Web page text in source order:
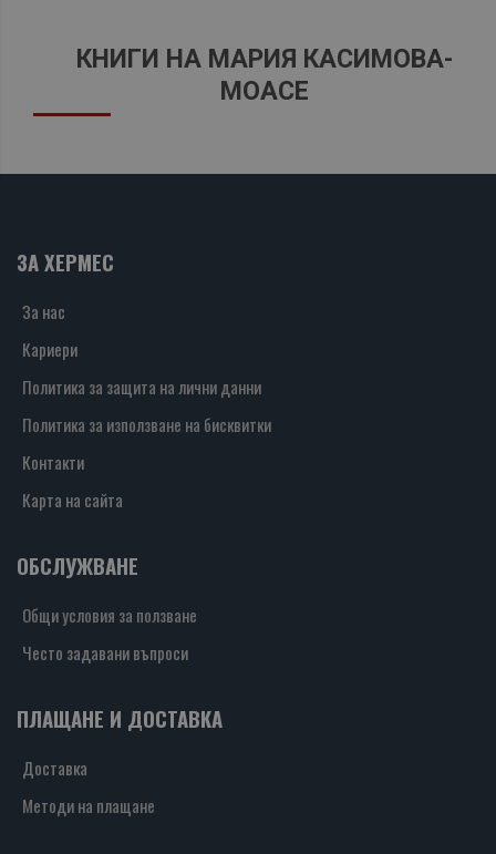
КНИГИ НА МАРИЯ КАСИМОВА-
МОАСЕ
ЗА ХЕРМЕС
За нас
Кариери
Политика за защита на лични данни
Политика за използване на бисквитки
Контакти
Карта на сайта
ОБСЛУЖВАНЕ
Общи условия за ползване
Често задавани въпроси
ПЛАЩАНЕ И ДОСТАВКА
Доставка
Методи на плащане